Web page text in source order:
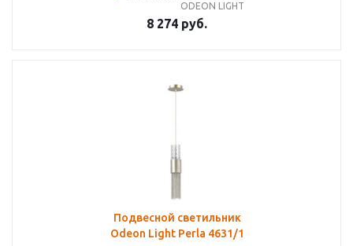
ODEON LIGHT
8 274 руб.
Подвесной светильник
Odeon Light Perla 4631/1